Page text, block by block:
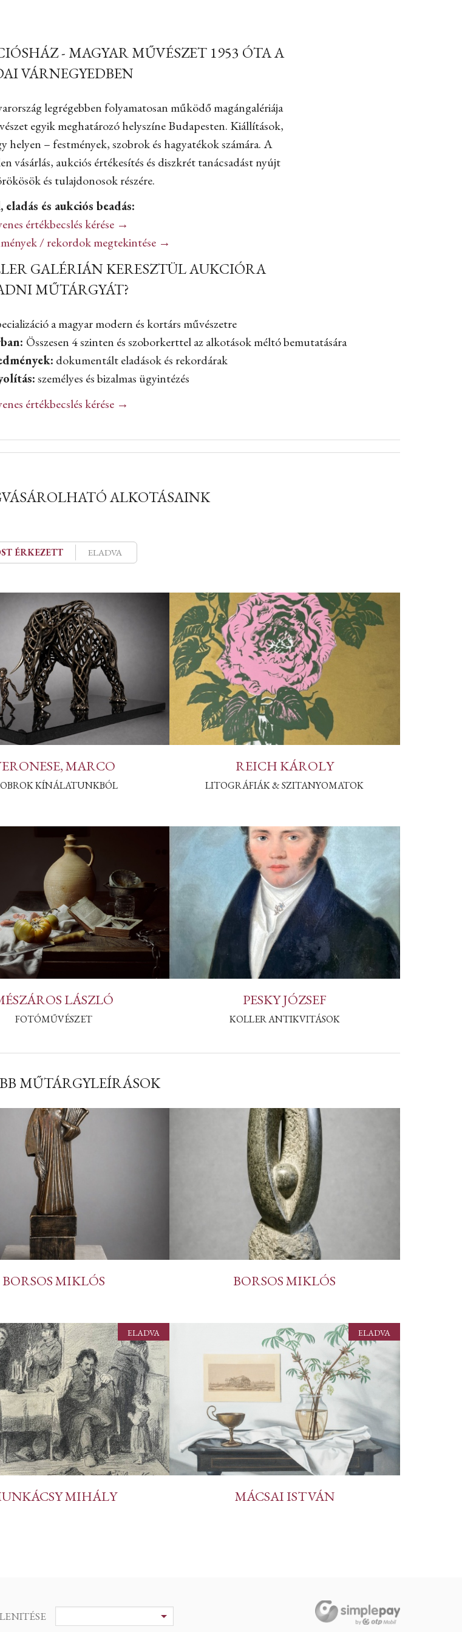
- MAGYAR MŰVÉSZET 1953 ÓTA A
VÁRNEGYEDBEN
legrégebben folyamatosan működő magángalériája
egyik meghatározó helyszíne Budapesten. Kiállítások,
helyen – festmények, szobrok és hagyatékok számára. A
vásárlás, aukciós értékesítés és diszkrét tanácsadást nyújt
és tulajdonosok részére.
eladás és aukciós beadás:
értékbecslés kérése →
/ rekordok megtekintése →
GALÉRIÁN KERESZTÜL AUKCIÓRA
MŰTÁRGYÁT?
a magyar modern és kortárs művészetre
Összesen 4 szinten és szoborkerttel az alkotások méltó bemutatására
dokumentált eladások és rekordárak
személyes és bizalmas ügyintézés
értékbecslés kérése →
ALKOTÁSAINK
ÉRKEZETT ELADVA
MARCO
KÍNÁLATUNKBÓL
REICH KÁROLY
LITOGRÁFIÁK & SZITANYOMATOK
LÁSZLÓ
FOTÓMŰVÉSZET
PESKY JÓZSEF
KOLLER ANTIKVITÁSOK
MŰTÁRGYLEÍRÁSOK
BORSOS MIKLÓS BORSOS MIKLÓS
MIHÁLY
ELADVA
MÁCSAI ISTVÁN
ELADVA